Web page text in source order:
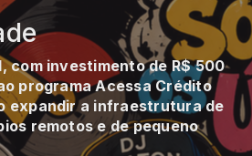
com investimento de R$ 500
programa Acessa Crédito
expandir a infraestrutura de
remotos e de pequeno